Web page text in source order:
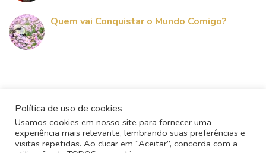
Quem vai Conquistar o Mundo Comigo?
Política de uso de cookies
Usamos cookies em nosso site para fornecer uma
experiência mais relevante, lembrando suas preferências e
visitas repetidas. Ao clicar em “Aceitar”, concorda com a